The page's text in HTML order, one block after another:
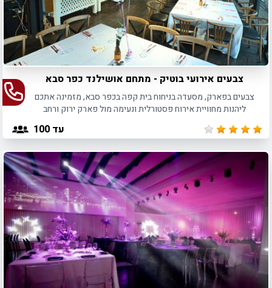
צבעים אירועי בוטיק - מתחם אושילנד כפר סבא
צבעים בפארק, מסעדה בניחוח בית קפה בכפר סבא, מזמינה אתכם
ליהנות מחוויית אירוח פסטורלית ונעימה מול פארק ירוק ורחב
עד 100